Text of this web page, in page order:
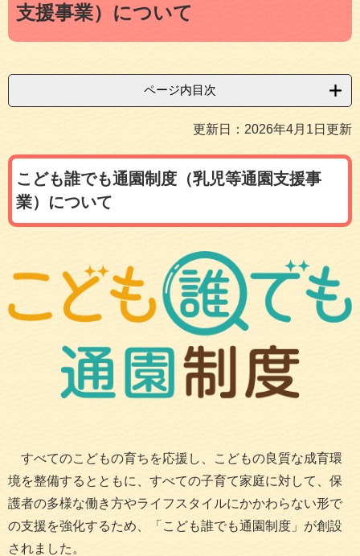
支援事業）について
ページ内目次
更新日：2026年4月1日更新
こども誰でも通園制度（乳児等通園支援事
業）について
すべてのこどもの育ちを応援し、こどもの良質な成育環
境を整備するとともに、すべての子育て家庭に対して、保
護者の多様な働き方やライフスタイルにかかわらない形で
の支援を強化するため、「こども誰でも通園制度」が創設
されました。